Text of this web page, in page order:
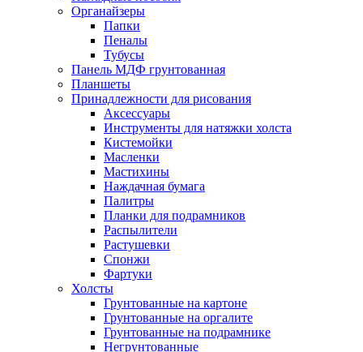
Органайзеры
Папки
Пеналы
Тубусы
Панель МДФ грунтованная
Планшеты
Принадлежности для рисования
Аксессуары
Инструменты для натяжки холста
Кистемойки
Масленки
Мастихины
Наждачная бумага
Палитры
Планки для подрамников
Распылители
Растушевки
Спонжи
Фартуки
Холсты
Грунтованные на картоне
Грунтованные на оргалите
Грунтованные на подрамнике
Негрунтованные